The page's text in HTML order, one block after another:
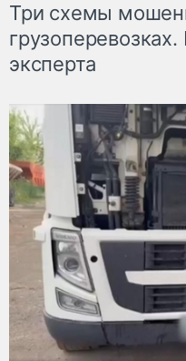
Три схемы
эксперта